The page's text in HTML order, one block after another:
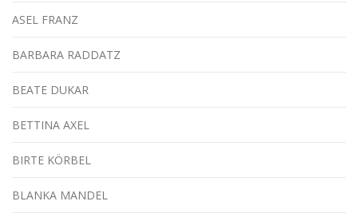
ASEL FRANZ
BARBARA RADDATZ
BEATE DUKAR
BETTINA AXEL
BIRTE KÖRBEL
BLANKA MANDEL